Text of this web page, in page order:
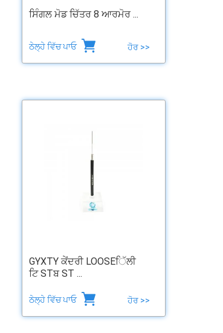
ਸਿੰਗਲ ਮੋਡ ਚਿੱਤਰ 8 ਆਰਮੋਰ ...
ਠੇਲ੍ਹੇ ਵਿੱਚ ਪਾਓ ਹੋਰ >>
GYXTY ਕੇਂਦਰੀ LOOSEਿੱਲੀ
ਟਿ STਬ ST ...
ਠੇਲ੍ਹੇ ਵਿੱਚ ਪਾਓ ਹੋਰ >>